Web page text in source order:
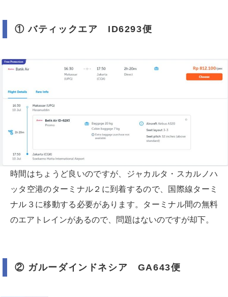
① バティックエア ID6293便
時間はちょうど良いのですが、ジャカルタ・スカルノハ
ッタ空港のターミナル２に到着するので、国際線ターミ
ナル３に移動する必要があります。ターミナル間の無料
のエアトレインがあるので、問題はないのですが却下。
② ガルーダインドネシア GA643便